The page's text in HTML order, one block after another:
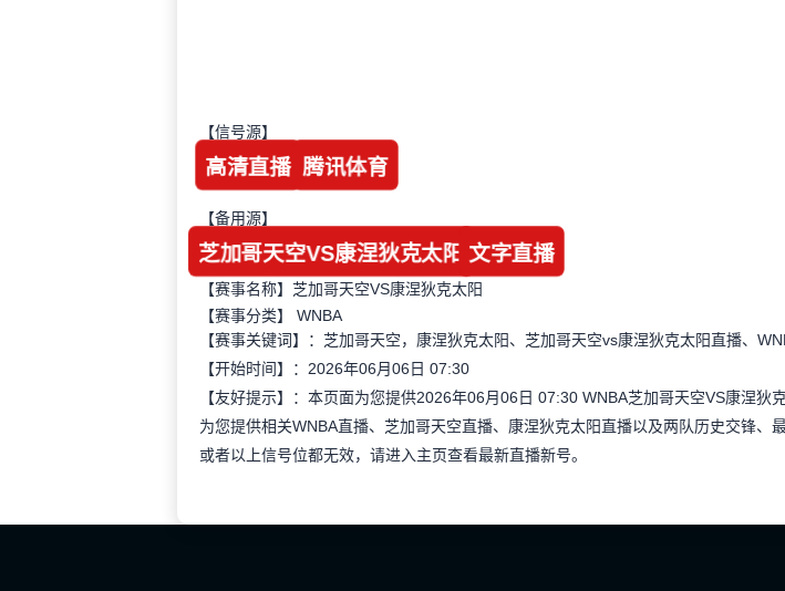
【信号源】
高清直播 腾讯体育
【备用源】
芝加哥天空VS康涅狄克太阳 文字直播
【赛事名称】芝加哥天空VS康涅狄克太阳
【赛事分类】 WNBA
【赛事关键词】：芝加哥天空，康涅狄克太阳、芝加哥天空vs康涅狄克太阳直播、
【开始时间】：2026年06月06日 07:30
【友好提示】：本页面为您提供2026年06月06日 07:30 WNBA芝加哥天空VS康涅
为您提供相关WNBA直播、芝加哥天空直播、康涅狄克太阳直播以及两队历史交锋、
或者以上信号位都无效，请进入主页查看最新直播新号。